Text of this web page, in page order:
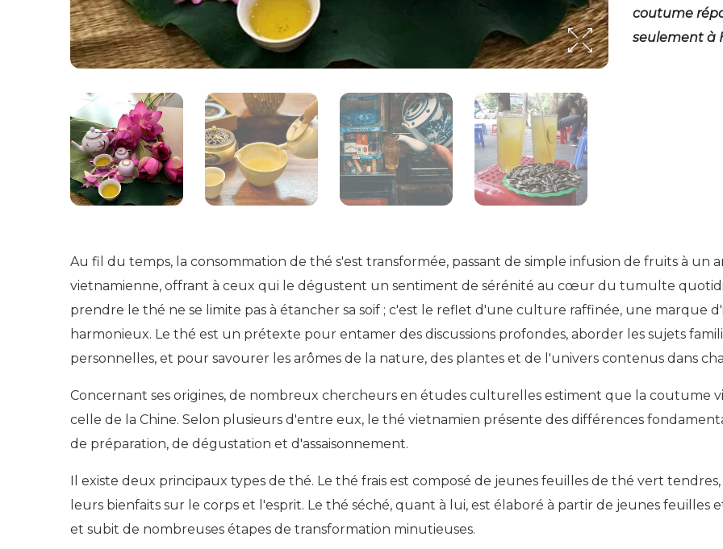
coutume
seulement à
Au fil du temps, la consommation de thé s'est transformée, passant de simple infusion de fruits à un
vietnamienne, offrant à ceux qui le dégustent un sentiment de sérénité au cœur du tumulte
prendre le thé ne se limite pas à étancher sa soif ; c'est le reflet d'une culture raffinée, une marque
harmonieux. Le thé est un prétexte pour entamer des discussions profondes, aborder les sujets
personnelles, et pour savourer les arômes de la nature, des plantes et de l'univers contenus dans
Concernant ses origines, de nombreux chercheurs en études culturelles estiment que la coutume
celle de la Chine. Selon plusieurs d'entre eux, le thé vietnamien présente des différences
de préparation, de dégustation et d'assaisonnement.
Il existe deux principaux types de thé. Le thé frais est composé de jeunes feuilles de thé vert
leurs bienfaits sur le corps et l'esprit. Le thé séché, quant à lui, est élaboré à partir de jeunes
et subit de nombreuses étapes de transformation minutieuses.